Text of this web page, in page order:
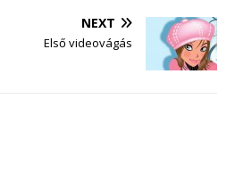
NEXT
Első videovágás